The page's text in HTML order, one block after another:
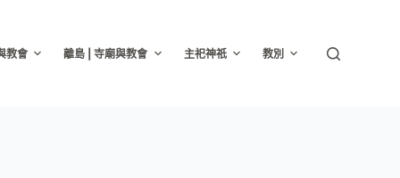
教會 離島 | 寺廟與教會 主祀神祇 教別